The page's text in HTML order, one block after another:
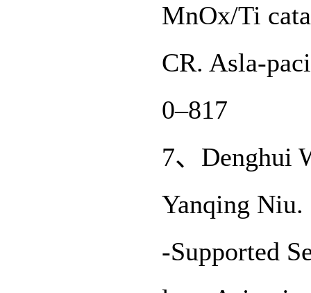
MnOx/Ti
CR. Asla-
0–817
7、Denghui
Yanqing Niu.
-Supported